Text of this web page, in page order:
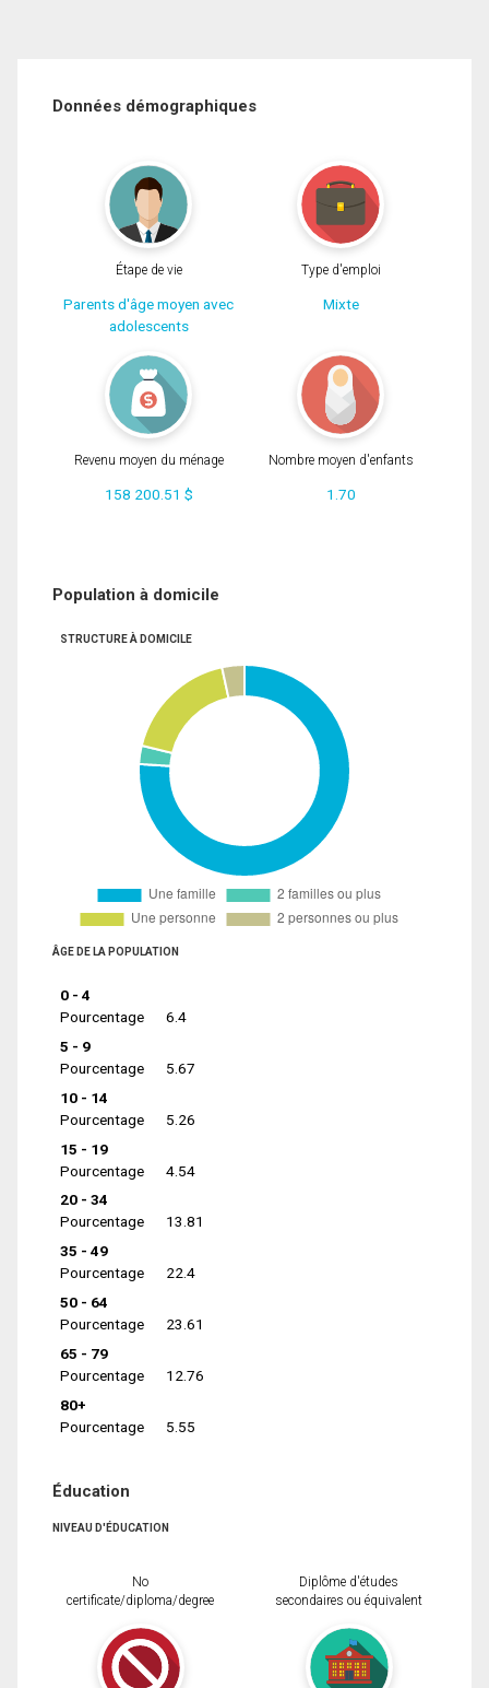
Données démographiques
Étape de vie
Parents d'âge moyen avec
adolescents
Type d'emploi
Mixte
Revenu moyen du ménage
158 200.51 $
Nombre moyen d'enfants
1.70
Population à domicile
STRUCTURE À DOMICILE
ÂGE DE LA POPULATION
0 - 4
Pourcentage
6.4
5 - 9
Pourcentage
5.67
10 - 14
Pourcentage
5.26
15 - 19
Pourcentage
4.54
20 - 34
Pourcentage
13.81
35 - 49
Pourcentage
22.4
50 - 64
Pourcentage
23.61
65 - 79
Pourcentage
12.76
80+
Pourcentage
5.55
Éducation
NIVEAU D'ÉDUCATION
No
certificate/diploma/degree
Diplôme d'études
secondaires ou équivalent